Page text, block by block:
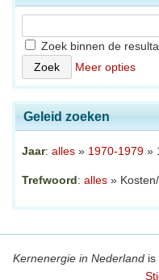
Zoek binnen de
Meer opties
Geleid zoeken
Jaar: alles » 1970-1979 »
Trefwoord: alles »
Kernenergie in Nederlandis